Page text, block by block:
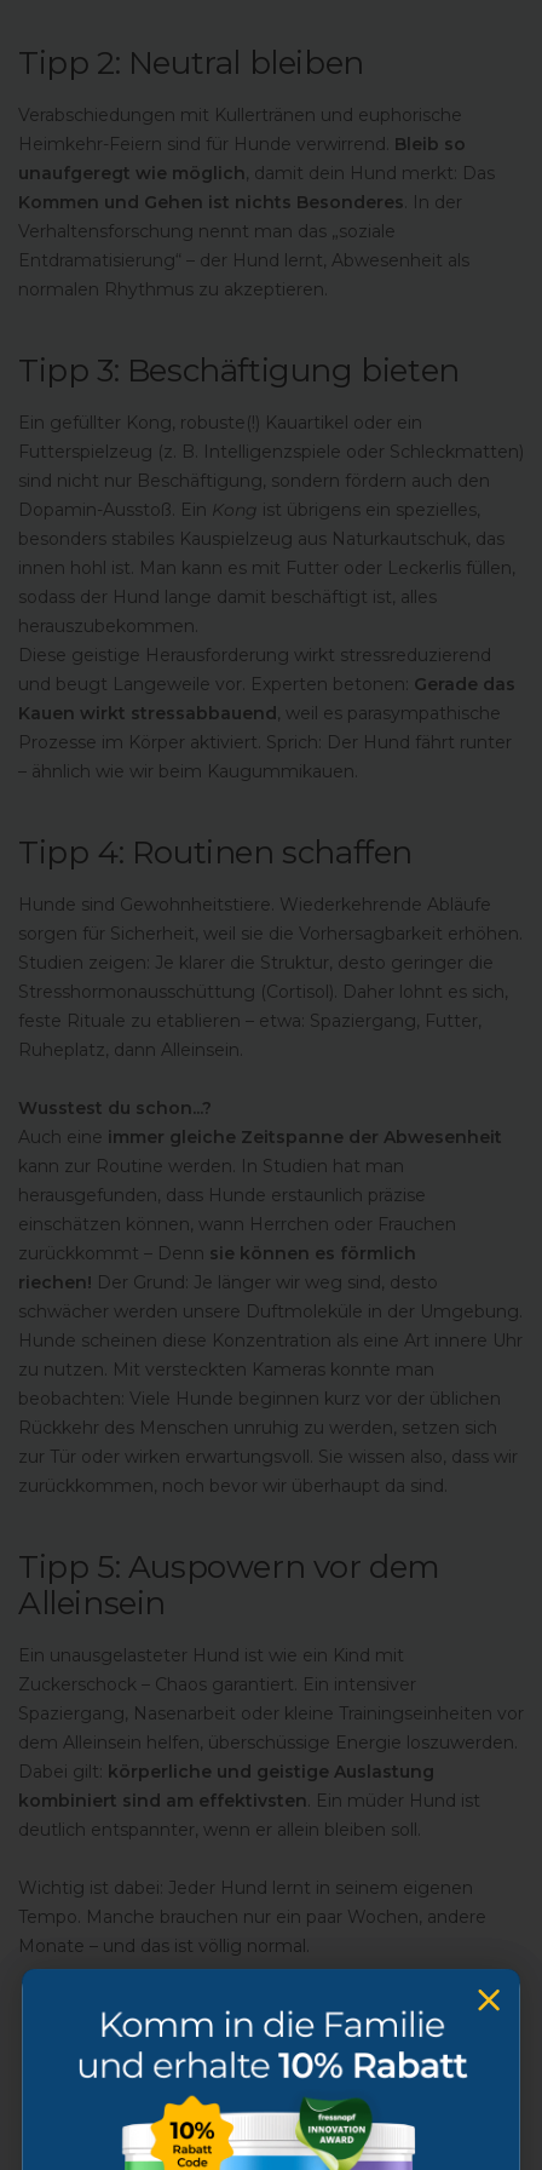
Tipp 2: Neutral bleiben
Verabschiedungen mit Kullertränen und euphorische
Heimkehr-Feiern sind für Hunde verwirrend. Bleib so
unaufgeregt wie möglich, damit dein Hund merkt: Das
Kommen und Gehen ist nichts Besonderes. In der
Verhaltensforschung nennt man das „soziale
Entdramatisierung“ – der Hund lernt, Abwesenheit als
normalen Rhythmus zu akzeptieren.
Tipp 3: Beschäftigung bieten
Ein gefüllter Kong, robuste(!) Kauartikel oder ein
Futterspielzeug (z. B. Intelligenzspiele oder Schleckmatten)
sind nicht nur Beschäftigung, sondern fördern auch den
Dopamin-Ausstoß. Ein Kong ist übrigens ein spezielles,
besonders stabiles Kauspielzeug aus Naturkautschuk, das
innen hohl ist. Man kann es mit Futter oder Leckerlis füllen,
sodass der Hund lange damit beschäftigt ist, alles
herauszubekommen.
Diese geistige Herausforderung wirkt stressreduzierend
und beugt Langeweile vor. Experten betonen: Gerade das
Kauen wirkt stressabbauend, weil es parasympathische
Prozesse im Körper aktiviert. Sprich: Der Hund fährt runter
– ähnlich wie wir beim Kaugummikauen.
Tipp 4: Routinen schaffen
Hunde sind Gewohnheitstiere. Wiederkehrende Abläufe
sorgen für Sicherheit, weil sie die Vorhersagbarkeit erhöhen.
Studien zeigen: Je klarer die Struktur, desto geringer die
Stresshormonausschüttung (Cortisol). Daher lohnt es sich,
feste Rituale zu etablieren – etwa: Spaziergang, Futter,
Ruheplatz, dann Alleinsein.
Wusstest du schon...?
Auch eine immer gleiche Zeitspanne der Abwesenheit
kann zur Routine werden. In Studien hat man
herausgefunden, dass Hunde erstaunlich präzise
einschätzen können, wann Herrchen oder Frauchen
zurückkommt – Denn sie können es förmlich
riechen! Der Grund: Je länger wir weg sind, desto
schwächer werden unsere Duftmoleküle in der Umgebung.
Hunde scheinen diese Konzentration als eine Art innere Uhr
zu nutzen. Mit versteckten Kameras konnte man
beobachten: Viele Hunde beginnen kurz vor der üblichen
Rückkehr des Menschen unruhig zu werden, setzen sich
zur Tür oder wirken erwartungsvoll. Sie wissen also, dass wir
zurückkommen, noch bevor wir überhaupt da sind.
Tipp 5: Auspowern vor dem
Alleinsein
Ein unausgelasteter Hund ist wie ein Kind mit
Zuckerschock – Chaos garantiert. Ein intensiver
Spaziergang, Nasenarbeit oder kleine Trainingseinheiten vor
dem Alleinsein helfen, überschüssige Energie loszuwerden.
Dabei gilt: körperliche und geistige Auslastung
kombiniert sind am effektivsten. Ein müder Hund ist
deutlich entspannter, wenn er allein bleiben soll.
Wichtig ist dabei: Jeder Hund lernt in seinem eigenen
Tempo. Manche brauchen nur ein paar Wochen, andere
Monate – und das ist völlig normal.
Expertenwissen: Körpersprache
richtig deuten